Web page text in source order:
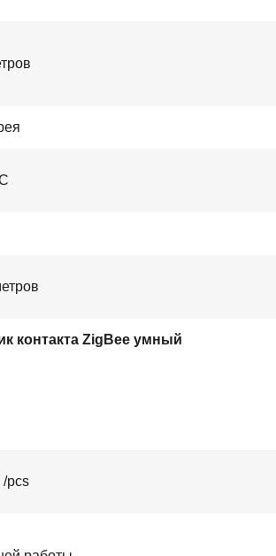
контакта ZigBee умный
/pcs